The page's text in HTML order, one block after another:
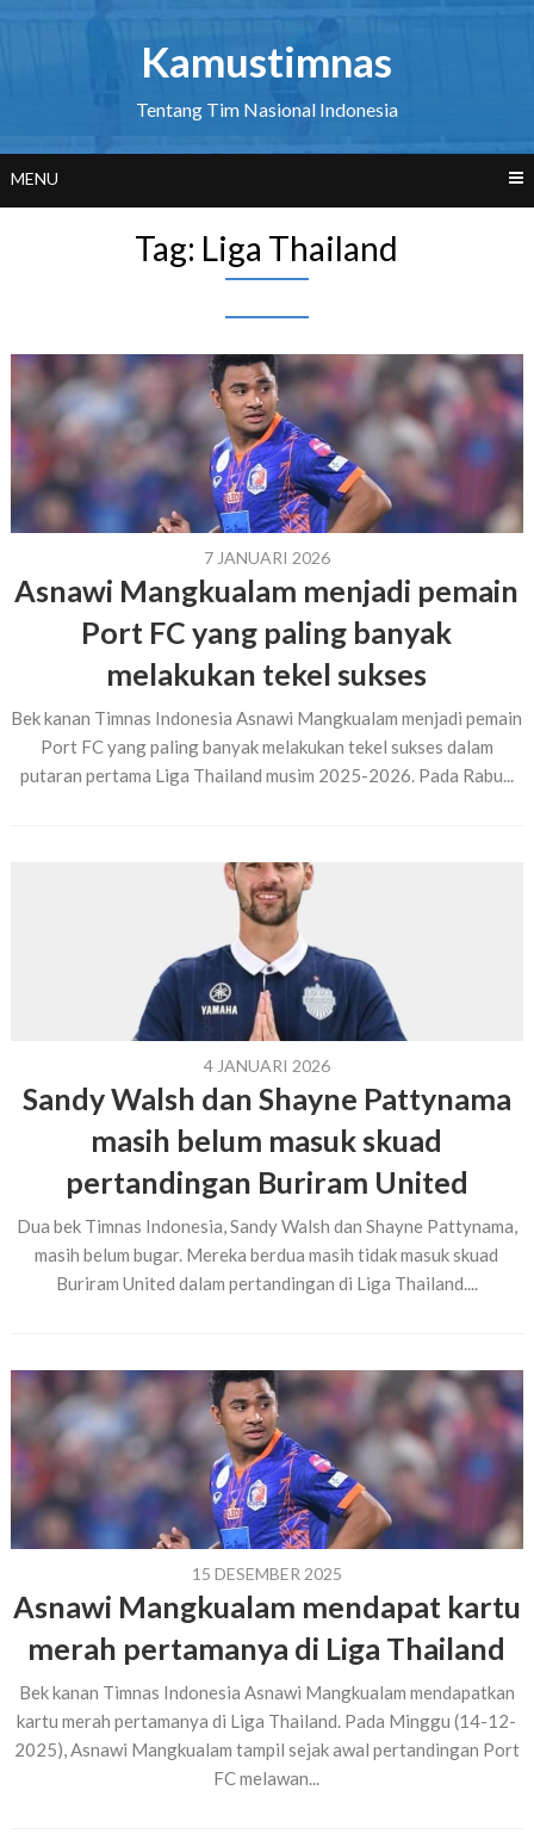
Kamustimnas
Tentang Tim Nasional Indonesia
MENU
Tag: Liga Thailand
7 JANUARI 2026
Asnawi Mangkualam menjadi pemain
Port FC yang paling banyak
melakukan tekel sukses
Bek kanan Timnas Indonesia Asnawi Mangkualam menjadi pemain
Port FC yang paling banyak melakukan tekel sukses dalam
putaran pertama Liga Thailand musim 2025-2026. Pada Rabu...
4 JANUARI 2026
Sandy Walsh dan Shayne Pattynama
masih belum masuk skuad
pertandingan Buriram United
Dua bek Timnas Indonesia, Sandy Walsh dan Shayne Pattynama,
masih belum bugar. Mereka berdua masih tidak masuk skuad
Buriram United dalam pertandingan di Liga Thailand....
15 DESEMBER 2025
Asnawi Mangkualam mendapat kartu
merah pertamanya di Liga Thailand
Bek kanan Timnas Indonesia Asnawi Mangkualam mendapatkan
kartu merah pertamanya di Liga Thailand. Pada Minggu (14-12-
2025), Asnawi Mangkualam tampil sejak awal pertandingan Port
FC melawan...